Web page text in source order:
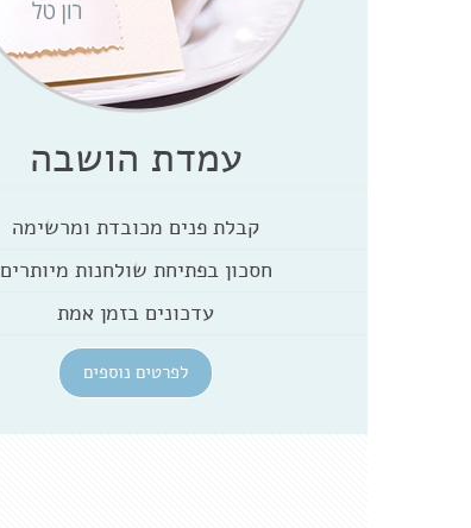
עמדת הושבה
קבלת פנים מכובדת ומרשימה
חסכון בפתיחת שולחנות מיותרים
עדכונים בזמן אמת
לפרטים נוספים